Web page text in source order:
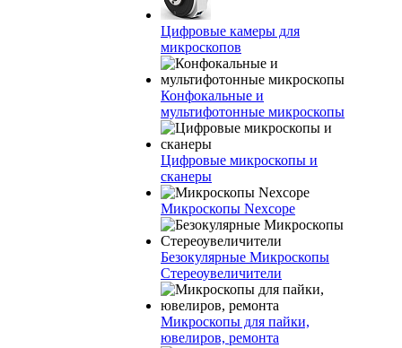
Цифровые камеры для
микроскопов
Конфокальные и
мультифотонные микроскопы
Цифровые микроскопы и
сканеры
Микроскопы Nexcope
Безокулярные Микроскопы
Стереоувеличители
Микроскопы для пайки,
ювелиров, ремонта